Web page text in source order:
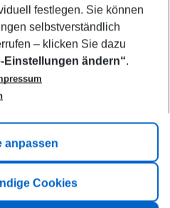
festlegen. Sie können
selbstverständlich
– klicken Sie dazu
Einstellungen ändern“.
anpassen
Cookies